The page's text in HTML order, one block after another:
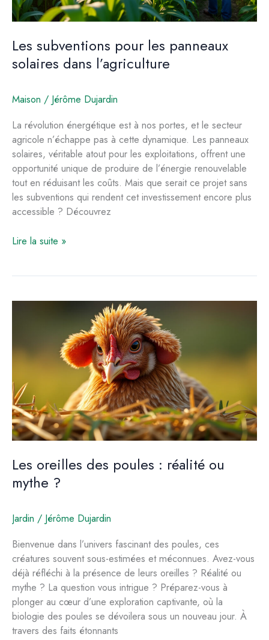
Les subventions pour les panneaux
solaires dans l’agriculture
Maison / Jérôme Dujardin
La révolution énergétique est à nos portes, et le secteur
agricole n’échappe pas à cette dynamique. Les panneaux
solaires, véritable atout pour les exploitations, offrent une
opportunité unique de produire de l’énergie renouvelable
tout en réduisant les coûts. Mais que serait ce projet sans
les subventions qui rendent cet investissement encore plus
accessible ? Découvrez
Les
panneaux
Lire la suite »
Les oreilles des poules : réalité ou
mythe ?
Jardin / Jérôme Dujardin
Bienvenue dans l’univers fascinant des poules, ces
créatures souvent sous-estimées et méconnues. Avez-vous
déjà réfléchi à la présence de leurs oreilles ? Réalité ou
mythe ? La question vous intrigue ? Préparez-vous à
plonger au cœur d’une exploration captivante, où la
biologie des poules se dévoilera sous un nouveau jour. À
travers des faits étonnants